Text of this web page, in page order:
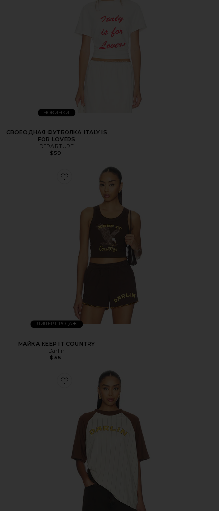
НОВИНКИ
СВОБОДНАЯ ФУТБОЛКА ITALY IS
FOR LOVERS
DEPARTURE
$59
ЛИДЕР ПРОДАЖ
МАЙКА KEEP IT COUNTRY
Darlin
$55